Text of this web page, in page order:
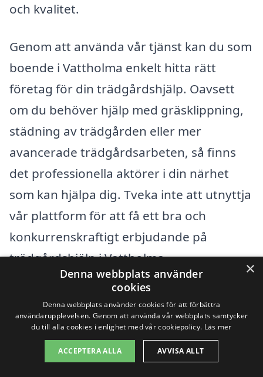
och kvalitet.
Genom att använda vår tjänst kan du som
boende i Vattholma enkelt hitta rätt
företag för din trädgårdshjälp. Oavsett
om du behöver hjälp med gräsklippning,
städning av trädgården eller mer
avancerade trädgårdsarbeten, så finns
det professionella aktörer i din närhet
som kan hjälpa dig. Tveka inte att utnyttja
vår plattform för att få ett bra och
konkurrenskraftigt erbjudande på
trädgårdshjälp i Vattholma.
Få 3 erbjudanden, gratis och utan
förpliktelser
×
Denna webbplats använder
cookies
Denna webbplats använder cookies för att förbättra
användarupplevelsen. Genom att använda vår webbplats samtycker
du till alla cookies i enlighet med vår cookiepolicy. Läs mer
ACCEPTERA ALLA AVVISA ALLT